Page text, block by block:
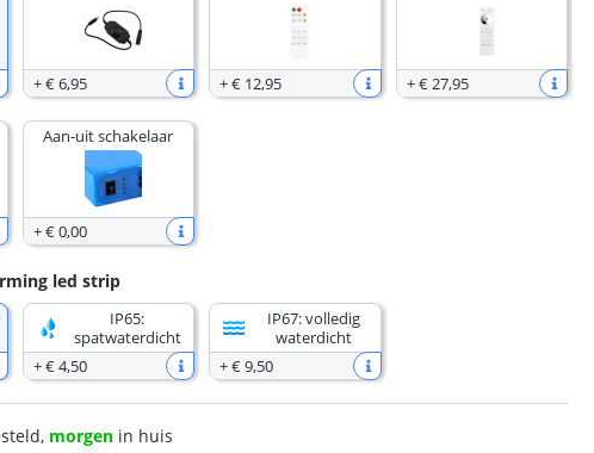
+€ 6,95 +€ 12,95 +€ 27,95
Aan-uit schakelaar
+€ 0,00
led strip
IP65:
spatwaterdicht
+€ 4,50
IP67: volledig
waterdicht
+€ 9,50
morgen in huis